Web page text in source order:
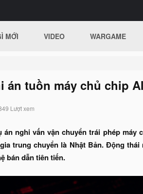
MỚI VIDEO WARGAME
án tuồn máy chủ chip
Lượt xem
nghi vấn vận chuyển trái phép
trung chuyển là Nhật Bản. Động
bán dẫn tiên tiến.